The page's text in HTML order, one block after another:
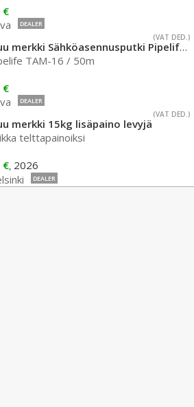
€
DEALER
(VAT DED.)
Muu merkki Sähköasennusputki Pipelife 16mm
TAM-16 / 50m
€
DEALER
(VAT DED.)
merkki 15kg lisäpaino levyjä
telttapainoiksi
€, 2026
DEALER